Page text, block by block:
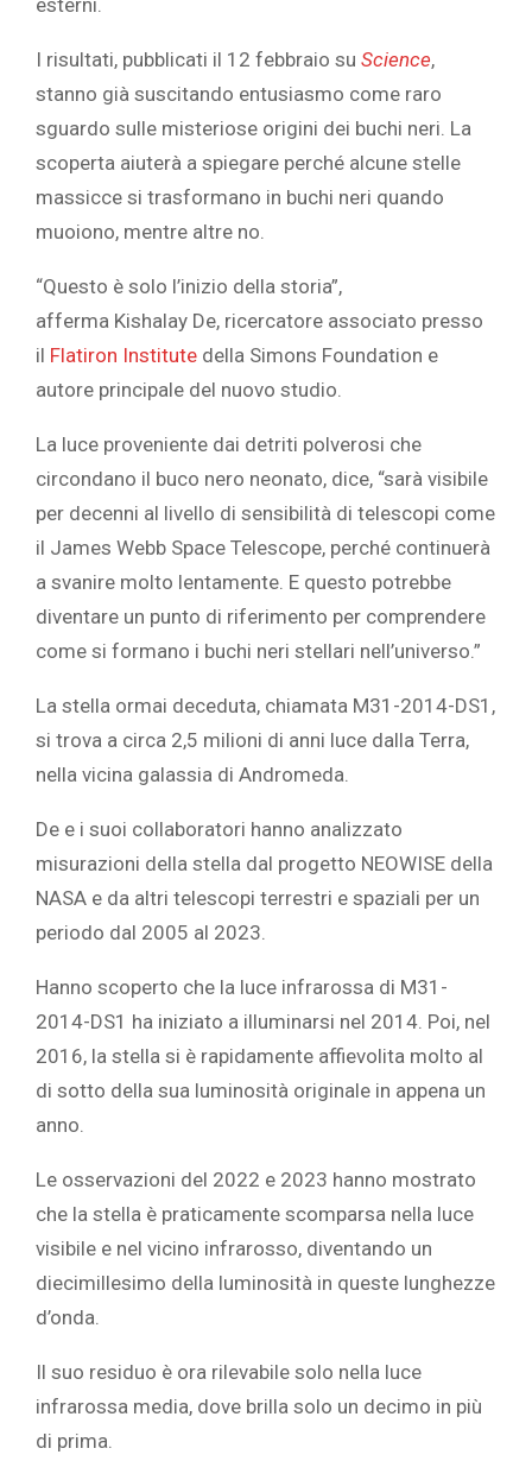
esterni.
I risultati, pubblicati il 12 febbraio su Science,
stanno già suscitando entusiasmo come raro
sguardo sulle misteriose origini dei buchi neri. La
scoperta aiuterà a spiegare perché alcune stelle
massicce si trasformano in buchi neri quando
muoiono, mentre altre no.
“Questo è solo l’inizio della storia”,
afferma Kishalay De, ricercatore associato presso
il Flatiron Institute della Simons Foundation e
autore principale del nuovo studio.
La luce proveniente dai detriti polverosi che
circondano il buco nero neonato, dice, “sarà visibile
per decenni al livello di sensibilità di telescopi come
il James Webb Space Telescope, perché continuerà
a svanire molto lentamente. E questo potrebbe
diventare un punto di riferimento per comprendere
come si formano i buchi neri stellari nell’universo.”
La stella ormai deceduta, chiamata M31-2014-DS1,
si trova a circa 2,5 milioni di anni luce dalla Terra,
nella vicina galassia di Andromeda.
De e i suoi collaboratori hanno analizzato
misurazioni della stella dal progetto NEOWISE della
NASA e da altri telescopi terrestri e spaziali per un
periodo dal 2005 al 2023.
Hanno scoperto che la luce infrarossa di M31-
2014-DS1 ha iniziato a illuminarsi nel 2014. Poi, nel
2016, la stella si è rapidamente affievolita molto al
di sotto della sua luminosità originale in appena un
anno.
Le osservazioni del 2022 e 2023 hanno mostrato
che la stella è praticamente scomparsa nella luce
visibile e nel vicino infrarosso, diventando un
diecimillesimo della luminosità in queste lunghezze
d’onda.
Il suo residuo è ora rilevabile solo nella luce
infrarossa media, dove brilla solo un decimo in più
di prima.